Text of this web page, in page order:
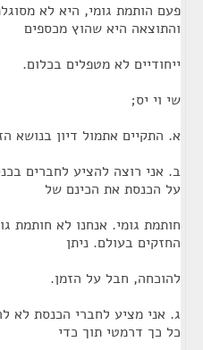
פעם הותמת גומי, היא לא
והתוצאה היא שהוץ מכספים
ייחודיים לא מטפלים בכלום.
שי וי יס;
א. התקיים אתמול דיון בנושא
ב. אני רוצה להציע לחברים
על הכנסת את הכינם של
חותמת גומי. אנחנו לא חותמת
החזקים בעולם. ניתן
להוכחה, חבל על הזמן.
ג. אני מציע לחברי הכנסת לא
כל כך דרמטי תוך כדי